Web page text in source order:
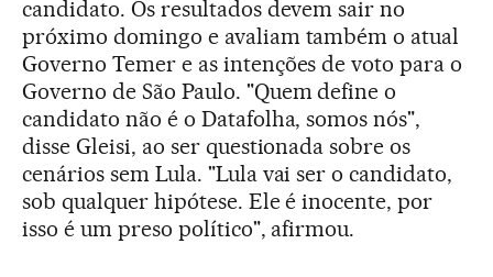
candidato. Os resultados devem sair no
próximo domingo e avaliam também o atual
Governo Temer e as intenções de voto para o
Governo de São Paulo. "Quem define o
candidato não é o Datafolha, somos nós",
disse Gleisi, ao ser questionada sobre os
cenários sem Lula. "Lula vai ser o candidato,
sob qualquer hipótese. Ele é inocente, por
isso é um preso político", afirmou.